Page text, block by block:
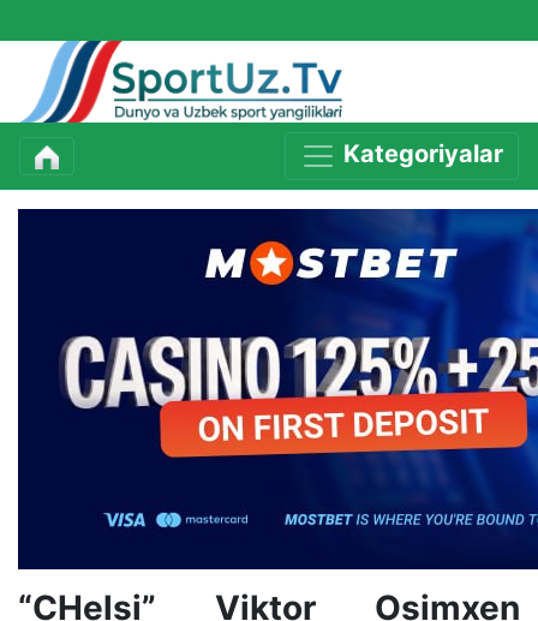
Kategoriyalar
“CHelsi” Viktor Osimxen